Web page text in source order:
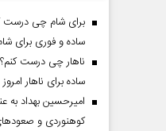
ساده و فوری برای
ساده برای ناهار
امیرحسین بهداد
کوهنوردی و